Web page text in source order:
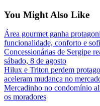
You Might Also Like
Área gourmet ganha
funcionalidade, conforto e
Concessionárias de Sergipe
sábado, 8 de agosto
Hilux e Triton perdem
aceleram mudança no
Mercadinho no condomínio
os moradores